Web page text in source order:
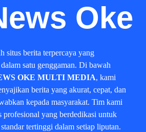
Oke
situs berita terpercaya yang
satu genggaman. Di bawah
OKE MULTI MEDIA, kami
berita yang akurat, cepat, dan
kepada masyarakat. Tim kami
profesional yang berdedikasi untuk
tertinggi dalam setiap liputan.